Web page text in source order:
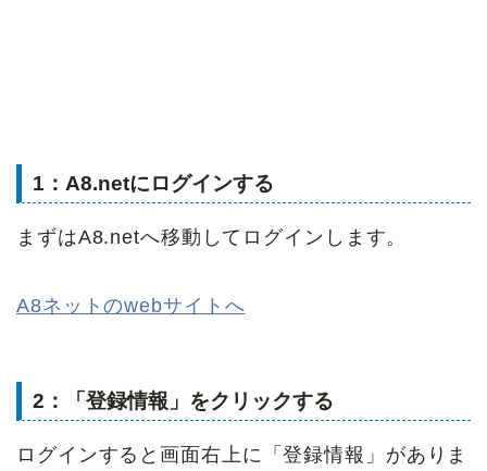
1：A8.netにログインする
まずはA8.netへ移動してログインします。
A8ネットのwebサイトへ
2：「登録情報」をクリックする
ログインすると画面右上に「登録情報」がありま